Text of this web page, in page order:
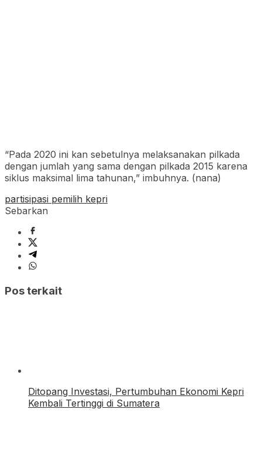
“Pada 2020 ini kan sebetulnya melaksanakan pilkada
dengan jumlah yang sama dengan pilkada 2015 karena
siklus maksimal lima tahunan,” imbuhnya. (nana)
partisipasi pemilih kepri
Sebarkan
Pos terkait
Ditopang Investasi, Pertumbuhan Ekonomi Kepri
Kembali Tertinggi di Sumatera